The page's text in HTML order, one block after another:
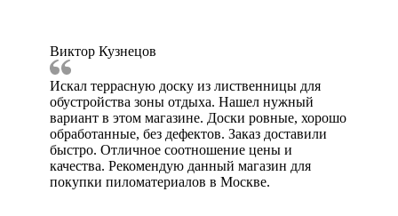
Виктор Кузнецов
Искал террасную доску из лиственницы для
обустройства зоны отдыха. Нашел нужный
вариант в этом магазине. Доски ровные, хорошо
обработанные, без дефектов. Заказ доставили
быстро. Отличное соотношение цены и
качества. Рекомендую данный магазин для
покупки пиломатериалов в Москве.